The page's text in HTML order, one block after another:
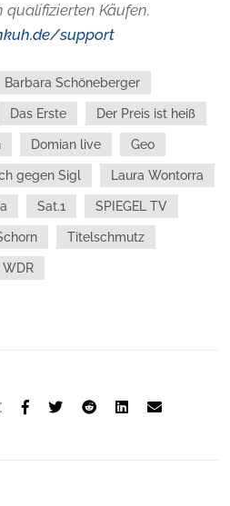
Käufen.
support
Barbara Schöneberger
Das Erste Der Preis ist heiß
Domian live Geo
gegen Sigl Laura Wontorra
Sat.1 SPIEGEL TV
Titelschmutz
WDR